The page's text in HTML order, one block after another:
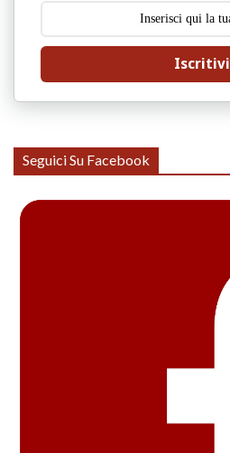
Iscritivi
Seguici Su Facebook